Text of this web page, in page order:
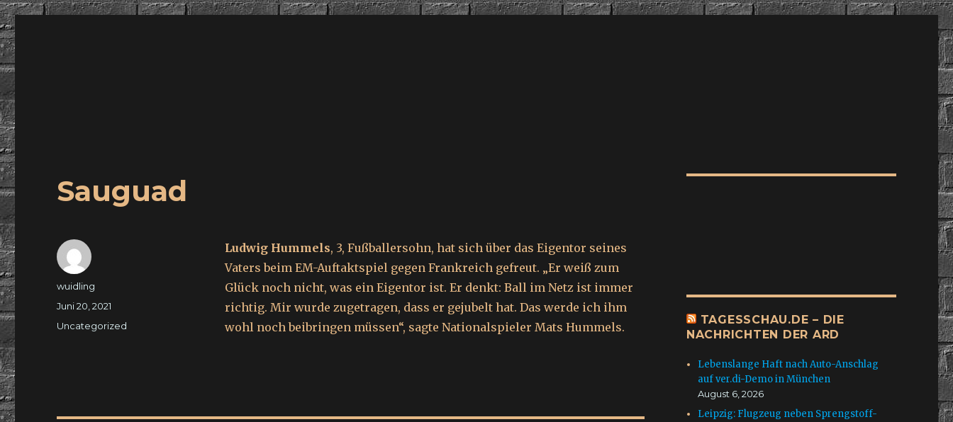
Sauguad
Ludwig Hummels, 3, Fußballersohn, hat sich über das Eigentor seines
Vaters beim EM-Auftaktspiel gegen Frankreich gefreut. „Er weiß zum
Glück noch nicht, was ein Eigentor ist. Er denkt: Ball im Netz ist immer
richtig. Mir wurde zugetragen, dass er gejubelt hat. Das werde ich ihm
wohl noch beibringen müssen“, sagte Nationalspieler Mats Hummels.
Autor
wuidling
Veröffentlicht
Juni 20, 2021
Kategorien
Uncategorized
TAGESSCHAU.DE – DIE
NACHRICHTEN DER ARD
Lebenslange Haft nach Auto-Anschlag
auf ver.di-Demo in München
August 6, 2026
Leipzig: Flugzeug neben Sprengstoff-